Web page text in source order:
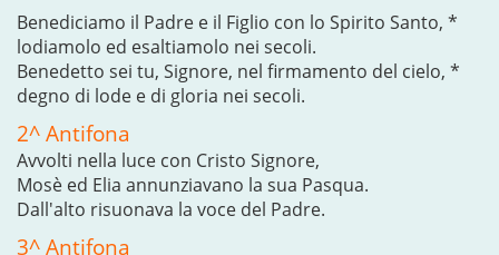
Benediciamo il Padre e il Figlio con lo Spirito Santo, *
lodiamolo ed esaltiamolo nei secoli.
Benedetto sei tu, Signore, nel firmamento del cielo, *
degno di lode e di gloria nei secoli.
2^ Antifona
Avvolti nella luce con Cristo Signore,
Mosè ed Elia annunziavano la sua Pasqua.
Dall'alto risuonava la voce del Padre.
3^ Antifona